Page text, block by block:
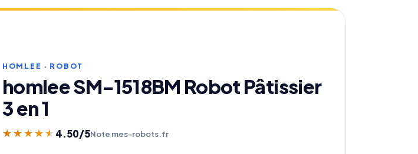
HOMLEE · ROBOT
homlee SM-1518BM Robot Pâtissier
3 en 1
★★★★★
★★★★★ 4.50/5Note mes-robots.fr